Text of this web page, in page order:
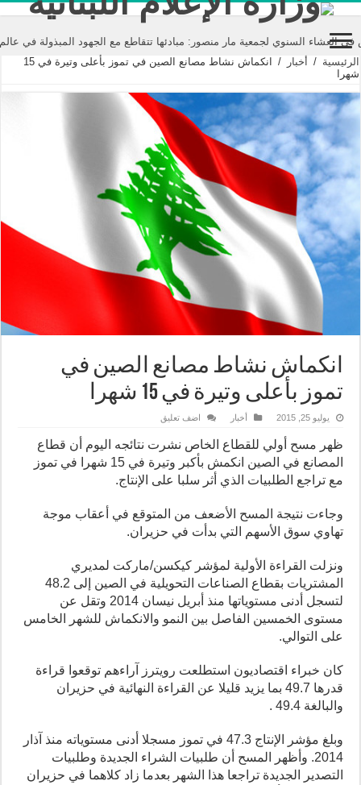
لجمعية مار منصور: مبادئها تتقاطع مع الجهود المبذولة في عالم
الرئيسية / أخبار /
انكماش نشاط مصانع الصين في تموز بأعلى وتيرة في 15
شهرا
انكماش نشاط مصانع الصين في
تموز بأعلى وتيرة في 15 شهرا
يوليو 25, 2015 أخبار اضف تعليق
ظهر مسح أولي للقطاع الخاص نشرت نتائجه اليوم أن قطاع
المصانع في الصين انكمش بأكبر وتيرة في 15 شهرا في تموز
مع تراجع الطلبيات الذي أثر سلبا على الإنتاج.
وجاءت نتيجة المسح الأضعف من المتوقع في أعقاب موجة
تهاوي سوق الأسهم التي بدأت في حزيران.
ونزلت القراءة الأولية لمؤشر كيكسن/ماركت لمديري
المشتريات بقطاع الصناعات التحويلية في الصين إلى 48.2
لتسجل أدنى مستوياتها منذ أبريل نيسان 2014 وتقل عن
مستوى الخمسين الفاصل بين النمو والانكماش للشهر الخامس
على التوالي.
كان خبراء اقتصاديون استطلعت رويترز آراءهم توقعوا قراءة
قدرها 49.7 بما يزيد قليلا عن القراءة النهائية في حزيران
والبالغة 49.4 .
وبلغ مؤشر الإنتاج 47.3 في تموز مسجلا أدنى مستوياته منذ آذار
2014. وأظهر المسح أن طلبيات الشراء الجديدة وطلبيات
التصدير الجديدة تراجعا هذا الشهر بعدما زاد كلاهما في حزيران